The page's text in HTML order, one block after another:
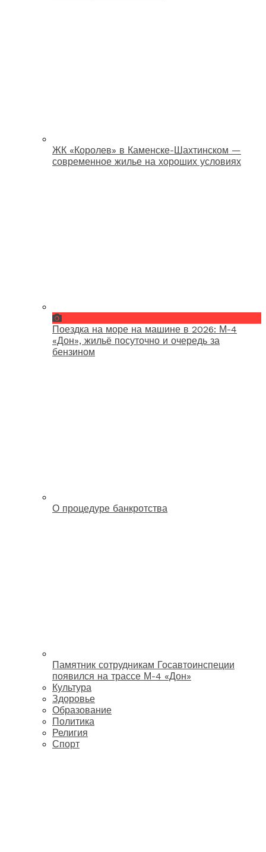
ЖК «Королев» в Каменске-Шахтинском —
современное жилье на хороших условиях
Поездка на море на машине в 2026: М-4
«Дон», жильё посуточно и очередь за
бензином
О процедуре банкротства
Памятник сотрудникам Госавтоинспеции
появился на трассе М-4 «Дон»
Культура
Здоровье
Образование
Политика
Религия
Спорт